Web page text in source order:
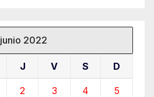
junio 2022
J V S D
2 3 4 5